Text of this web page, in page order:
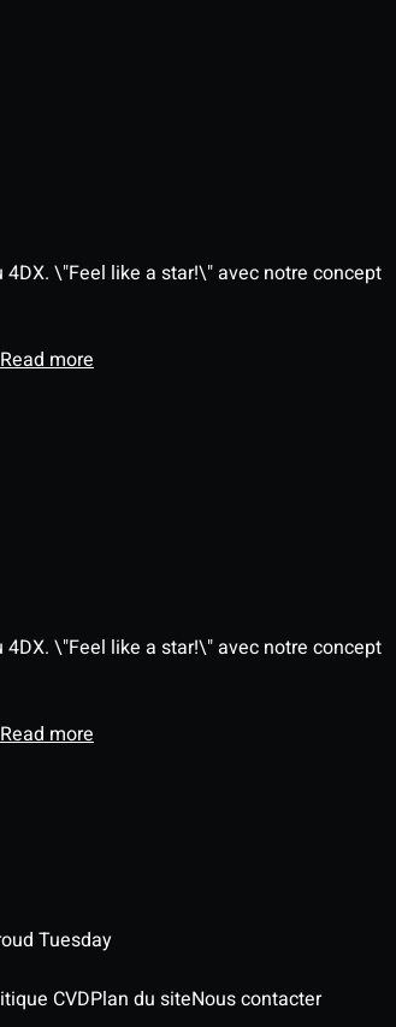
\"Feel like a star!\" avec notre concept
Read more
\"Feel like a star!\" avec notre concept
Read more
Tuesday
CVDPlan du siteNous contacter